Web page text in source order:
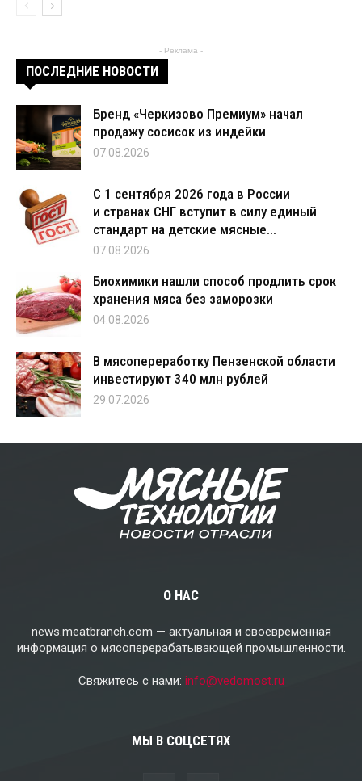
- Реклама -
ПОСЛЕДНИЕ НОВОСТИ
Бренд «Черкизово Премиум» начал
продажу сосисок из индейки
07.08.2026
С 1 сентября 2026 года в России
и странах СНГ вступит в силу единый
стандарт на детские мясные...
07.08.2026
Биохимики нашли способ продлить срок
хранения мяса без заморозки
04.08.2026
В мясопереработку Пензенской области
инвестируют 340 млн рублей
29.07.2026
О НАС
news.meatbranch.com — актуальная и своевременная
информация о мясоперерабатывающей промышленности.
Свяжитесь с нами: info@vedomost.ru
МЫ В СОЦСЕТЯХ